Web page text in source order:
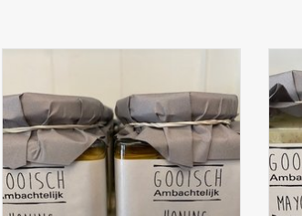
TOEVOEGEN AAN WINKELWAGEN